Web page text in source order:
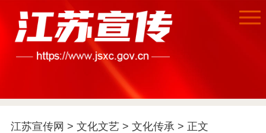
首页
江苏要闻
江苏宣传网 > 文化文艺> 文化传承 > 正文